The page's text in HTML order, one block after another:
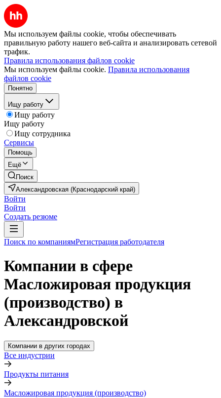
Мы используем файлы cookie, чтобы обеспечивать
правильную работу нашего веб-сайта и анализировать сетевой
трафик.
Правила использования файлов cookie
Мы используем файлы cookie. Правила использования
файлов cookie
Понятно
Ищу работу
Ищу работу
Ищу работу
Ищу сотрудника
Сервисы
Помощь
Ещё
Поиск
Александровская (Краснодарский край)
Войти
Войти
Создать резюме
Поиск по компаниямРегистрация работодателя
Компании в сфере
Масложировая продукция
(производство) в
Александровской
Компании в других городах
Все индустрии
Продукты питания
Масложировая продукция (производство)